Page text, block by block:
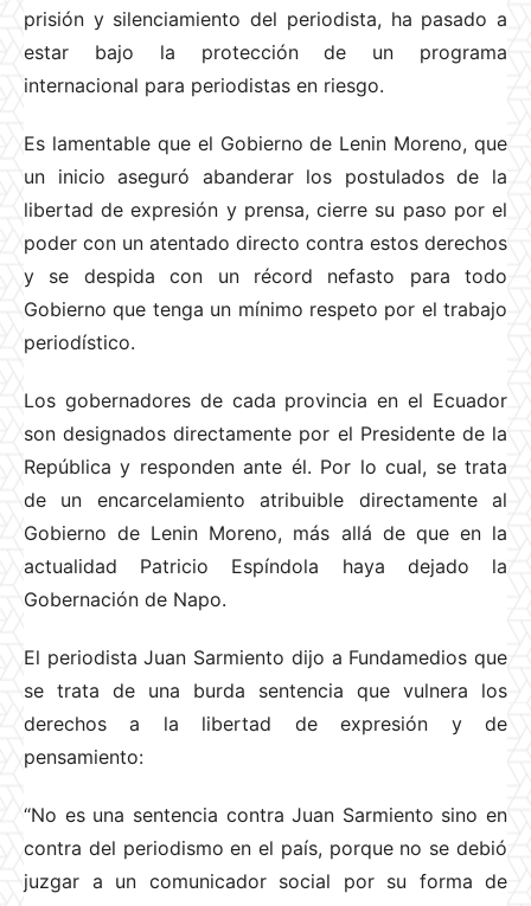
prisión y silenciamiento del periodista, ha pasado a
estar bajo la protección de un programa
internacional para periodistas en riesgo.
Es lamentable que el Gobierno de Lenin Moreno, que
un inicio aseguró abanderar los postulados de la
libertad de expresión y prensa, cierre su paso por el
poder con un atentado directo contra estos derechos
y se despida con un récord nefasto para todo
Gobierno que tenga un mínimo respeto por el trabajo
periodístico.
Los gobernadores de cada provincia en el Ecuador
son designados directamente por el Presidente de la
República y responden ante él. Por lo cual, se trata
de un encarcelamiento atribuible directamente al
Gobierno de Lenin Moreno, más allá de que en la
actualidad Patricio Espíndola haya dejado la
Gobernación de Napo.
El periodista Juan Sarmiento dijo a Fundamedios que
se trata de una burda sentencia que vulnera los
derechos a la libertad de expresión y de
pensamiento:
“No es una sentencia contra Juan Sarmiento sino en
contra del periodismo en el país, porque no se debió
juzgar a un comunicador social por su forma de